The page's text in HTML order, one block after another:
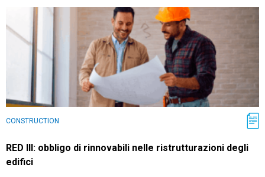
CONSTRUCTION
RED III: obbligo di rinnovabili nelle ristrutturazioni degli
edifici